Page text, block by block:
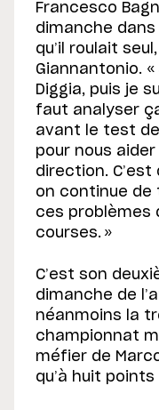
Francesco
dimanche
qu’il roulait
Giannantonio.
Diggia, puis je
faut analyser
avant le test
pour nous
direction.
on continue de
ces problèmes
courses. »
C’est son
dimanche de
néanmoins la
championnat
méfier de
qu’à huit